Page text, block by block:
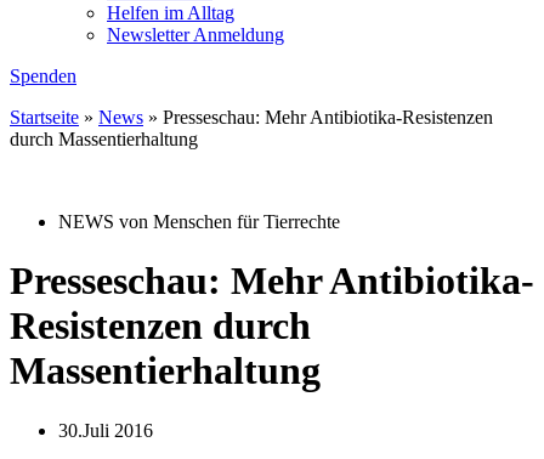
Helfen im Alltag
Newsletter Anmeldung
Spenden
Startseite » News » Presseschau: Mehr Antibiotika-Resistenzen
durch Massentierhaltung
NEWS von Menschen für Tierrechte
Presseschau: Mehr Antibiotika-
Resistenzen durch
Massentierhaltung
30.Juli 2016